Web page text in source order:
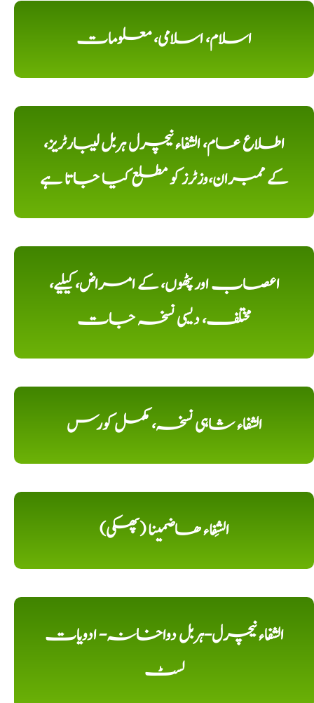
اسلام، اسلامی، معلومات
اطلاع عام، الشفاء نیچرل ہربل لیبارٹریز،
کے ممبران،وزٹرز کو مطلع کیا جاتا ہے
اعصاب اور پٹھوں، کے امراض، کیلیے،
مختلف، دیسی نسخہ جات
الشفاء شاہی نسخہ، مکمل کورس
الشِفاء ھاضمینا (پھکی)
الشفاء نیچرل-ہربل دواخانہ- ادویات
لسٹ